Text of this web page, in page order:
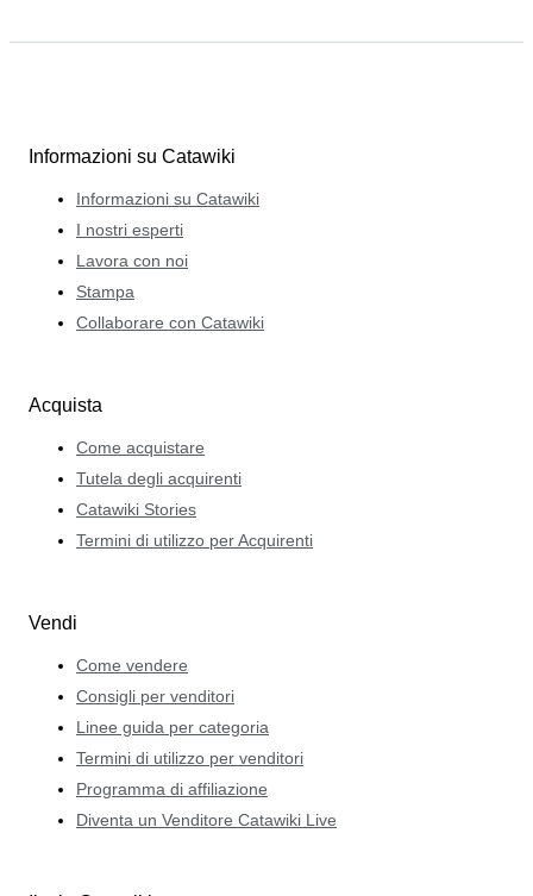
Informazioni su Catawiki
Informazioni su Catawiki
I nostri esperti
Lavora con noi
Stampa
Collaborare con Catawiki
Acquista
Come acquistare
Tutela degli acquirenti
Catawiki Stories
Termini di utilizzo per Acquirenti
Vendi
Come vendere
Consigli per venditori
Linee guida per categoria
Termini di utilizzo per venditori
Programma di affiliazione
Diventa un Venditore Catawiki Live